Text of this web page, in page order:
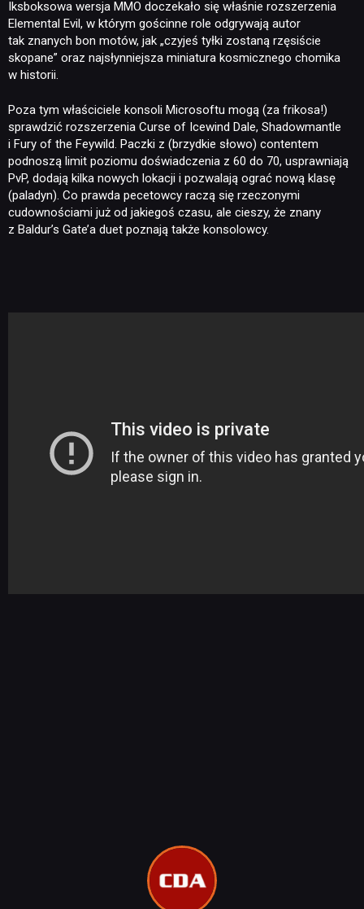
Iksboksowa wersja MMO doczekało się właśnie rozszerzenia
Elemental Evil, w którym gościnne role odgrywają autor
tak znanych bon motów, jak „czyjeś tyłki zostaną rzęsiście
skopane” oraz najsłynniejsza miniatura kosmicznego chomika
w historii.
Poza tym właściciele konsoli Microsoftu mogą (za frikosa!)
sprawdzić rozszerzenia Curse of Icewind Dale, Shadowmantle
i Fury of the Feywild. Paczki z (brzydkie słowo) contentem
podnoszą limit poziomu doświadczenia z 60 do 70, usprawniają
PvP, dodają kilka nowych lokacji i pozwalają ograć nową klasę
(paladyn). Co prawda pecetowcy raczą się rzeczonymi
cudownościami już od jakiegoś czasu, ale cieszy, że znany
z Baldur’s Gate’a duet poznają także konsolowcy.